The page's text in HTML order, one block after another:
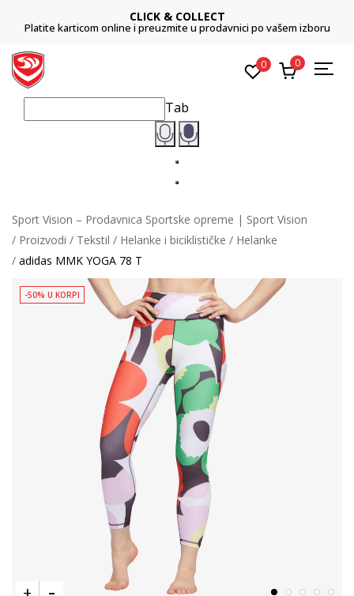
CLICK & COLLECT
Platite karticom online i preuzmite u prodavnici po vašem izboru
0 0
Tab
Sport Vision – Prodavnica Sportske opreme | Sport Vision
Proizvodi
Tekstil Helanke i biciklističke
Helanke
adidas MMK YOGA 78 T
-50% U KORPI